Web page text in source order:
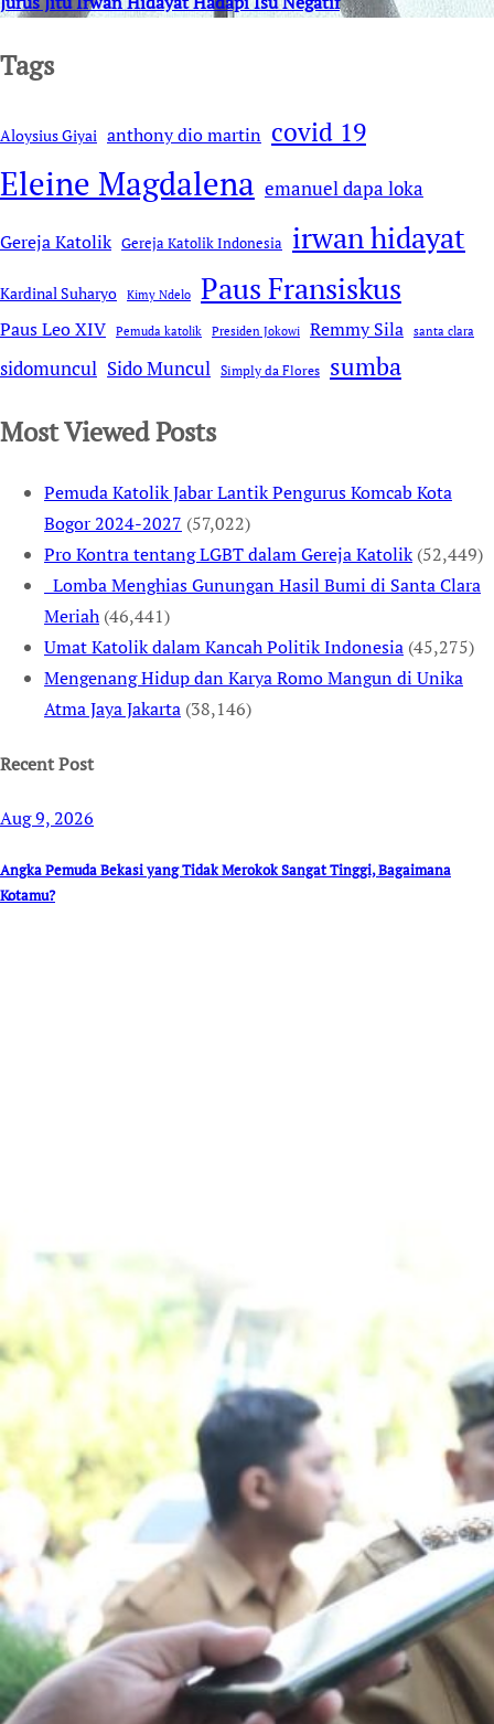
Tags
Aloysius Giyai anthony dio martin covid 19
Eleine Magdalena emanuel dapa loka
Gereja Katolik Gereja Katolik Indonesia irwan hidayat
Kardinal Suharyo Kimy Ndelo Paus Fransiskus
Paus Leo XIV Pemuda katolik Presiden Jokowi Remmy Sila santa clara
sidomuncul Sido Muncul Simply da Flores sumba
Most Viewed Posts
Pemuda Katolik Jabar Lantik Pengurus Komcab Kota
Bogor 2024-2027 (57,022)
Pro Kontra tentang LGBT dalam Gereja Katolik (52,449)
Lomba Menghias Gunungan Hasil Bumi di Santa Clara
Meriah (46,441)
Umat Katolik dalam Kancah Politik Indonesia (45,275)
Mengenang Hidup dan Karya Romo Mangun di Unika
Atma Jaya Jakarta (38,146)
Recent Post
Aug 9, 2026
Angka Pemuda Bekasi yang Tidak Merokok Sangat Tinggi, Bagaimana
Kotamu?